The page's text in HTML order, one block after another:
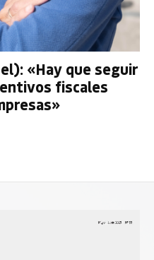
«Hay que seguir
fiscales